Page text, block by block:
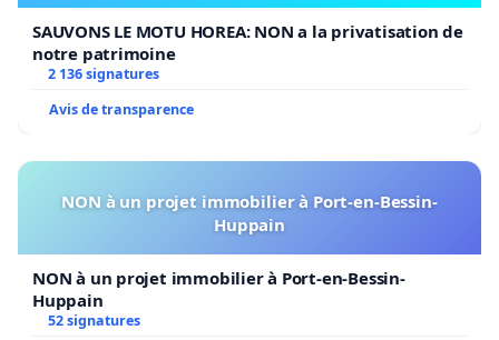
SAUVONS LE MOTU HOREA: NON a la privatisation de
notre patrimoine
2 136 signatures
Avis de transparence
NON à un projet immobilier à Port-en-Bessin-
Huppain
NON à un projet immobilier à Port-en-Bessin-
Huppain
52 signatures